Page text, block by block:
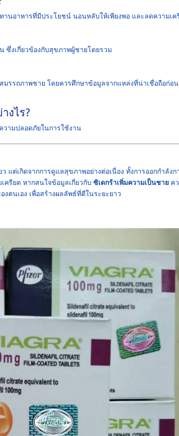
นอาหารที่มีประโยชน์ นอนหลับให้เพียงพอ และลดความเค
ซึ่งเกี่ยวข้องกับสุขภาพผู้ชายโดยรวม
รรถภาพชาย โดยควรศึกษาข้อมูลจากแหล่งที่น่าเชื่อถือก่อน
งไร?
วามปลอดภัยในการใช้งาน
แต่เกิดจากการดูแลสุขภาพอย่างต่อเนื่อง ทั้งการออกกำลังก
ครียด หากสนใจข้อมูลเกี่ยวกับ ซิเดกร้าเพิ่มความเป็นชาย ค
ตนเอง เพื่อสร้างผลลัพธ์ที่ดีในระยะยาว